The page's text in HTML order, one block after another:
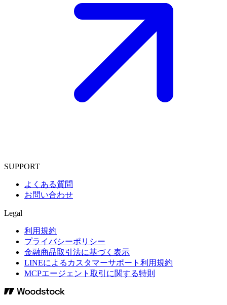
SUPPORT
よくある質問
お問い合わせ
Legal
利用規約
プライバシーポリシー
金融商品取引法に基づく表示
LINEによるカスタマーサポート利用規約
MCPエージェント取引に関する特則